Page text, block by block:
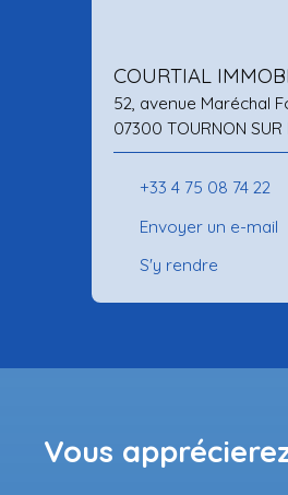
COURTIAL
52, avenue Maréchal
07300 TOURNON SUR
+33 4 75 08 74 22
Envoyer un e-mail
S'y rendre
Vous